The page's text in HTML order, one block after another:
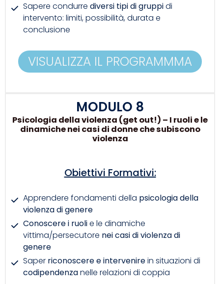
Sapere condurre diversi tipi di gruppidi
intervento: limiti, possibilità, durata e
conclusione
VISUALIZZA IL PROGRAMMMA
MODULO 8
Psicologia della violenza (get out!) – I ruoli e le
dinamiche nei casi di donne che subiscono
violenza
Obiettivi Formativi:
Apprendere fondamenti della psicologia della
violenza di genere
Conoscere i ruolie le dinamiche
vittima/persecutore nei casi di violenza di
genere
Saper riconoscere e intervenirein situazioni di
codipendenzanelle relazioni di coppia